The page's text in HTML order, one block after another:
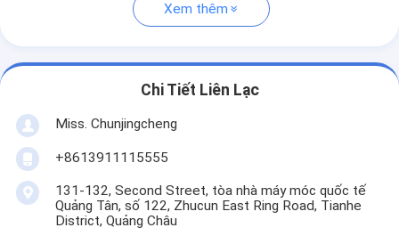
Xem thêm
Chi Tiết Liên Lạc
Miss. Chunjingcheng
+8613911115555
131-132, Second Street, tòa nhà máy móc quốc tế
Quảng Tân, số 122, Zhucun East Ring Road, Tianhe
District, Quảng Châu